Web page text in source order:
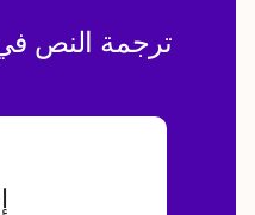
ترجمة النص في 3 خطوات